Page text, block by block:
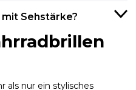
Sehstärke?
als nur ein stylisches